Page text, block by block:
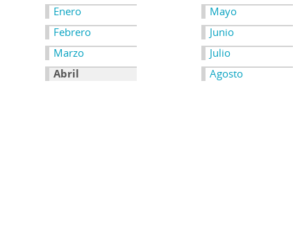
Enero
Febrero
Marzo
Abril
Mayo
Junio
Julio
Agosto